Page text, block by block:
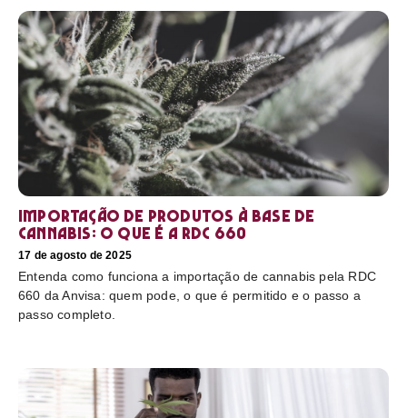
Importação de produtos à base de
cannabis: o que é a RDC 660
17 de agosto de 2025
Entenda como funciona a importação de cannabis pela RDC
660 da Anvisa: quem pode, o que é permitido e o passo a
passo completo.